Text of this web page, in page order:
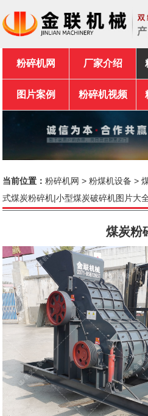
粉碎机网 厂家介绍
图片案例 粉碎机视频
当前位置：粉碎机网 >粉煤机设备 >
式煤炭粉碎机|小型煤炭破碎机图片大
煤炭粉